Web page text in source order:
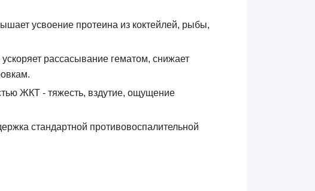
усвоение протеина из коктейлей, рыбы,
рассасывание гематом, снижает
ЖКТ - тяжесть, вздутие, ощущение
стандартной противовоспалительной